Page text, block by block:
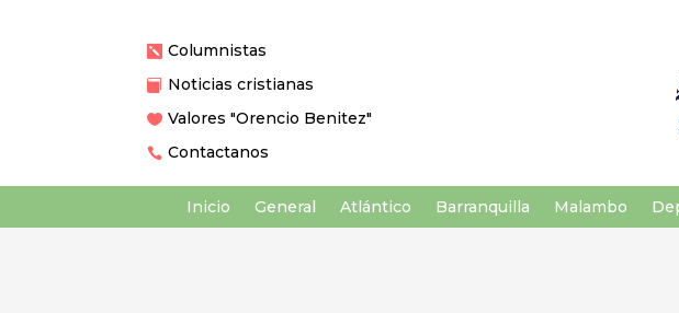
 Columnistas
 Noticias cristianas
 Valores "Orencio Benitez"
 Contactanos
Inicio General Atlántico Barranquilla Malambo